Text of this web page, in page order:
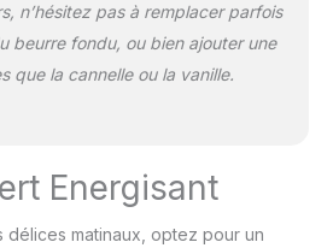
n’hésitez pas à remplacer parfois
beurre fondu, ou bien ajouter une
que la cannelle ou la vanille.
Energisant
matinaux, optez pour un